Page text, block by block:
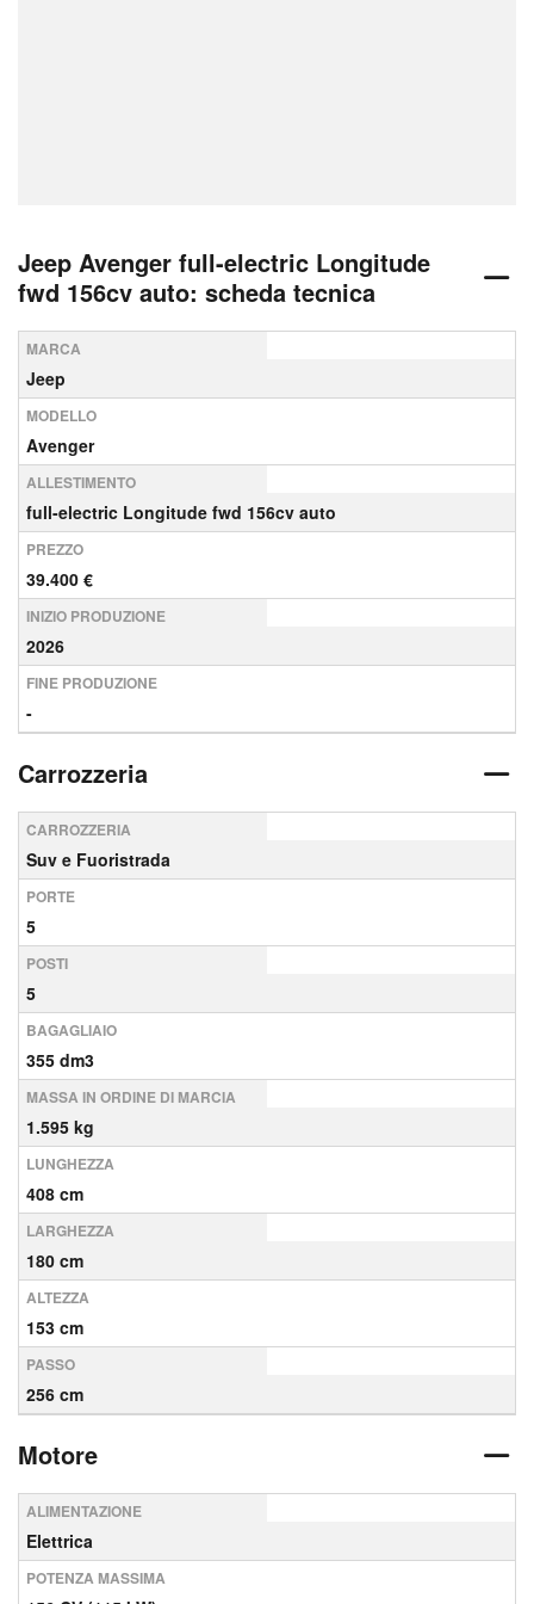
Jeep Avenger full-electric Longitude
fwd 156cv auto: scheda tecnica
MARCA
Jeep
MODELLO
Avenger
ALLESTIMENTO
full-electric Longitude fwd 156cv auto
PREZZO
39.400 €
INIZIO PRODUZIONE
2026
FINE PRODUZIONE
-
Carrozzeria
CARROZZERIA
Suv e Fuoristrada
PORTE
5
POSTI
5
BAGAGLIAIO
355 dm3
MASSA IN ORDINE DI MARCIA
1.595 kg
LUNGHEZZA
408 cm
LARGHEZZA
180 cm
ALTEZZA
153 cm
PASSO
256 cm
Motore
ALIMENTAZIONE
Elettrica
POTENZA MASSIMA